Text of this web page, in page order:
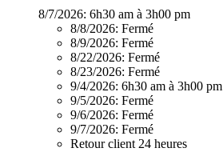
8/7/2026: 6h30 am à 3h00 pm
8/8/2026: Fermé
8/9/2026: Fermé
8/22/2026: Fermé
8/23/2026: Fermé
9/4/2026: 6h30 am à 3h00 pm
9/5/2026: Fermé
9/6/2026: Fermé
9/7/2026: Fermé
Retour client 24 heures